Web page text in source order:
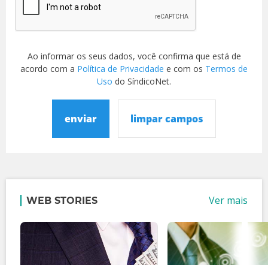
Ao informar os seus dados, você confirma que está de
acordo com a Política de Privacidade e com os Termos de
Uso do SíndicoNet.
enviar limpar campos
WEB STORIES Ver mais